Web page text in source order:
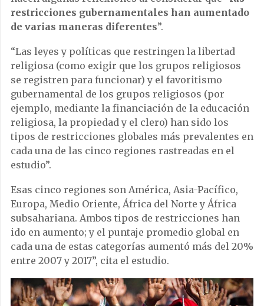
restricciones gubernamentales han aumentado
de varias maneras diferentes”.
“Las leyes y políticas que restringen la libertad
religiosa (como exigir que los grupos religiosos
se registren para funcionar) y el favoritismo
gubernamental de los grupos religiosos (por
ejemplo, mediante la financiación de la educación
religiosa, la propiedad y el clero) han sido los
tipos de restricciones globales más prevalentes en
cada una de las cinco regiones rastreadas en el
estudio”.
Esas cinco regiones son América, Asia-Pacífico,
Europa, Medio Oriente, África del Norte y África
subsahariana. Ambos tipos de restricciones han
ido en aumento; y el puntaje promedio global en
cada una de estas categorías aumentó más del 20%
entre 2007 y 2017”, cita el estudio.